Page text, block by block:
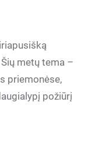
metų tema –
priemonėse,
požiūrį